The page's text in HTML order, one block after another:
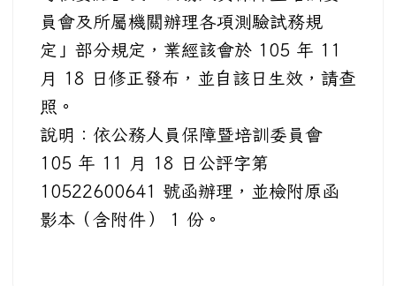
員會及所屬機關辦理各項測驗試務規
定」部分規定，業經該會於 105 年 11
月 18 日修正發布，並自該日生效，請查
照。
說明：依公務人員保障暨培訓委員會
105 年 11 月 18 日公評字第
10522600641 號函辦理，並檢附原函
影本（含附件） 1 份。